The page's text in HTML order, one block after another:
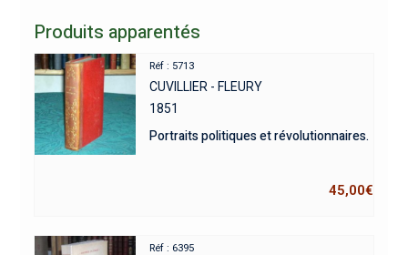
Produits apparentés
Réf : 5713
CUVILLIER - FLEURY
1851
Portraits politiques et révolutionnaires.
45,00€
Réf : 6395